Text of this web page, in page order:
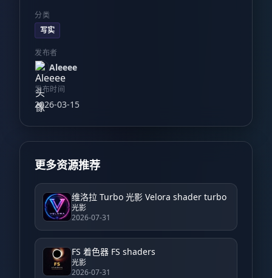
分类
写实
发布者
Aleeee
发布时间
2026-03-15
更多资源推荐
维洛拉 Turbo 光影 Velora shader turbo
光影
2026-07-31
FS 着色器 FS shaders
光影
2026-07-31